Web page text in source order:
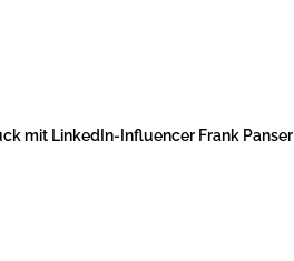
mit LinkedIn-Influencer Frank Panser